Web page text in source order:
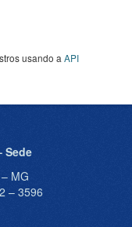
usando a API
Sede
MG
– 3596